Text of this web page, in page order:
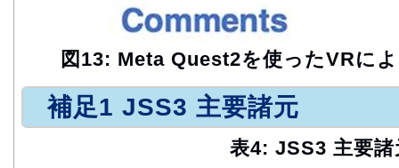
図13: Meta Quest2を使ったVRに
補足1 JSS3 主要諸元
表4: JSS3 主要諸